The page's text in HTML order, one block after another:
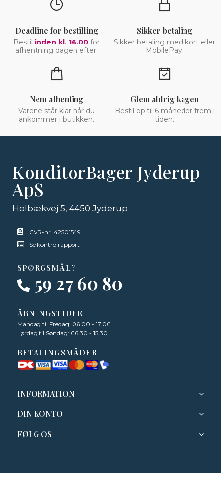
Deadline for bestilling
Bestil inden kl. 16.00 for
afhentning dagen efter.
Sikker betaling
Sikker betaling med kort eller
MobilePay.
Nem afhenting
Varene står klar når du
ankommer i butikken.
Glem aldrig kagen
Bestil op til 6 måneder frem i
tiden.
KonditorBager Jyderup
ApS
Holbækvej 5, 4450 Jyderup
CVR-nr. 42501549
Se kontrolrapport
SPØRGSMÅL?
59 27 60 80
ÅBNINGSTIDER
Mandag til Fredag: 06.00 - 17.00
Lørdag til Søndag: 06.30 - 15.30
BETALINGSMÅDER
INFORMATION
DIN KONTO
FØLG OS